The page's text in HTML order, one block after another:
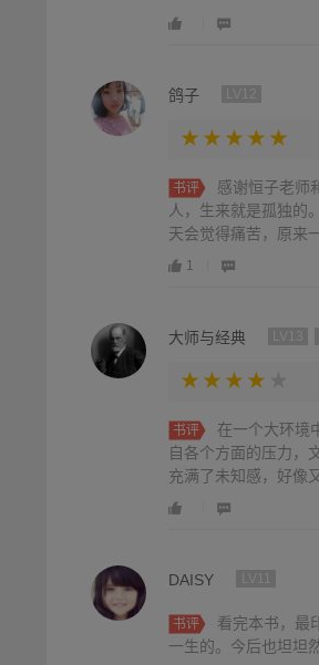
鸽子
书评
感谢恒子老师
人，生来就是孤独的
天会觉得痛苦，原来
明自己，炫耀自己，
餐，衣服得当。保暖
1
大师与经典
书评
在一个大环境
自各个方面的压力，
充满了未知感，好像
对于人的精神而言，
DAISY
书评
看完本书，最
一生的。今后也坦坦